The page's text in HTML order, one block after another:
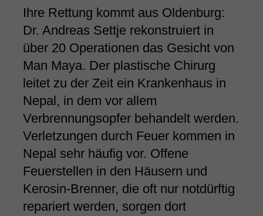
Ihre Rettung kommt aus Oldenburg:
Dr. Andreas Settje rekonstruiert in
über 20 Operationen das Gesicht von
Man Maya. Der plastische Chirurg
leitet zu der Zeit ein Krankenhaus in
Nepal, in dem vor allem
Verbrennungsopfer behandelt werden.
Verletzungen durch Feuer kommen in
Nepal sehr häufig vor. Offene
Feuerstellen in den Häusern und
Kerosin-Brenner, die oft nur notdürftig
repariert werden, sorgen dort